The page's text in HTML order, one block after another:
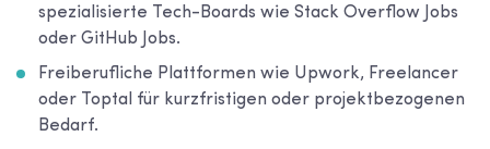
spezialisierte Tech-Boards wie Stack Overflow Jobs
oder GitHub Jobs.
Freiberufliche Plattformen wie Upwork, Freelancer
oder Toptal für kurzfristigen oder projektbezogenen
Bedarf.